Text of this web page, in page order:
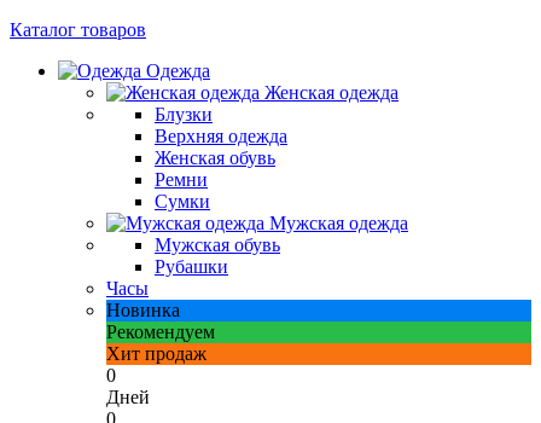
Каталог товаров
Одежда
Женская одежда
Блузки
Верхняя одежда
Женская обувь
Ремни
Сумки
Мужская одежда
Мужская обувь
Рубашки
Часы
Новинка
Рекомендуем
Хит продаж
0
Дней
0